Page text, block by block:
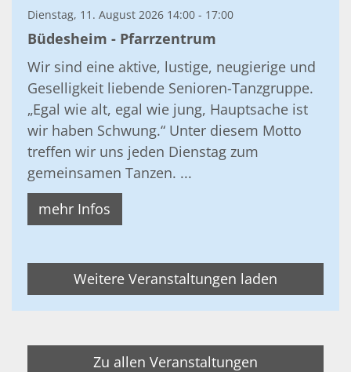
Dienstag, 11. August 2026 14:00 - 17:00
Büdesheim - Pfarrzentrum
Wir sind eine aktive, lustige, neugierige und
Geselligkeit liebende Senioren-Tanzgruppe.
„Egal wie alt, egal wie jung, Hauptsache ist
wir haben Schwung.“ Unter diesem Motto
treffen wir uns jeden Dienstag zum
gemeinsamen Tanzen. ...
mehr Infos
Weitere Veranstaltungen laden
Zu allen Veranstaltungen